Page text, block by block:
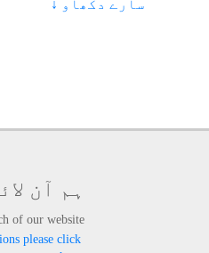
31 - وقت کیا ہے
سارے دکھاو ↓
ہم آن
of our website.
please click